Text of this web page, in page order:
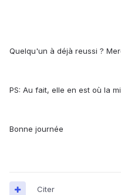
Quelqu'un à déjà reussi ?
PS: Au fait, elle en est où la
Bonne journée
Citer